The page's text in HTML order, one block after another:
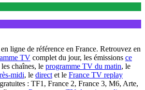
ligne de référence en France. Retrouvez en
TV complet du jour, les émissions ce
chaînes, le programme TV du matin, le
midi, le direct et le France TV replay
: TF1, France 2, France 3, M6, Arte,